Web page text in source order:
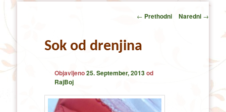
Post
← Prethodni Naredni →
Sok od drenjina
Objavljeno25. September, 2013od
RajBoj